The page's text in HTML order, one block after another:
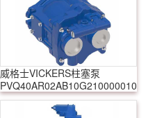
威格士VICKERS柱塞泵